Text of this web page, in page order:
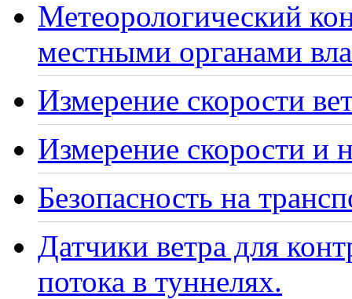
Метеорологический
местными органами
Измерение скорости
Измерение скорости и
Безопасность на
Датчики ветра для
потока в туннелях.